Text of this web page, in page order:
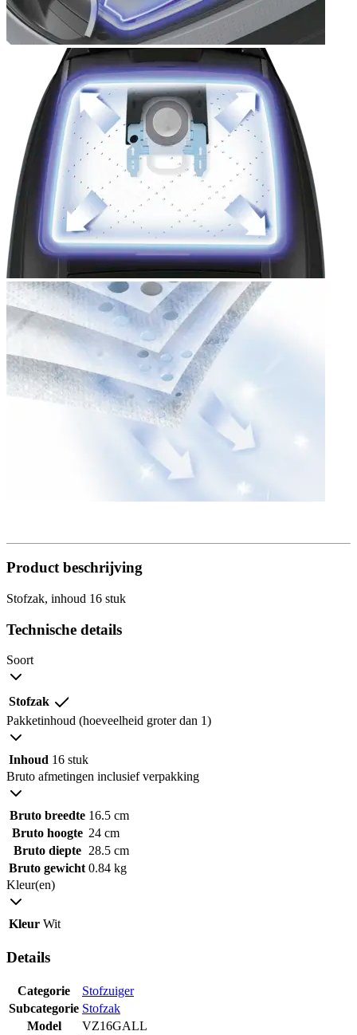
Product beschrijving
Stofzak, inhoud 16 stuk
Technische details
Soort
Stofzak
Pakketinhoud (hoeveelheid groter dan 1)
Inhoud 16 stuk
Bruto afmetingen inclusief verpakking
Bruto breedte 16.5 cm
Bruto hoogte 24 cm
Bruto diepte
28.5 cm
Bruto gewicht 0.84 kg
Kleur(en)
Kleur Wit
Details
Categorie
Stofzuiger
Subcategorie Stofzak
Model
VZ16GALL